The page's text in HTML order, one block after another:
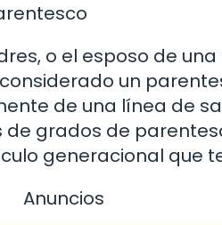
o el esposo de
un
de una línea de
de grados de
generacional que
Anuncios